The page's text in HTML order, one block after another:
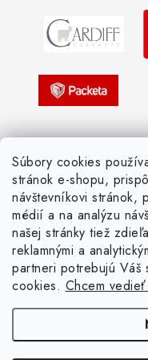
Súbory cookies
stránok e-shopu,
návštevníkovi stránok,
médií a na analýzu
našej stránky tiež
reklamnými a
partneri potrebujú Váš
cookies. Chcem
Žiadosť dotknutej osoby
Pletený slovník anglicky-česky
Pletený slovník česky-anglicky
Žienka domáca